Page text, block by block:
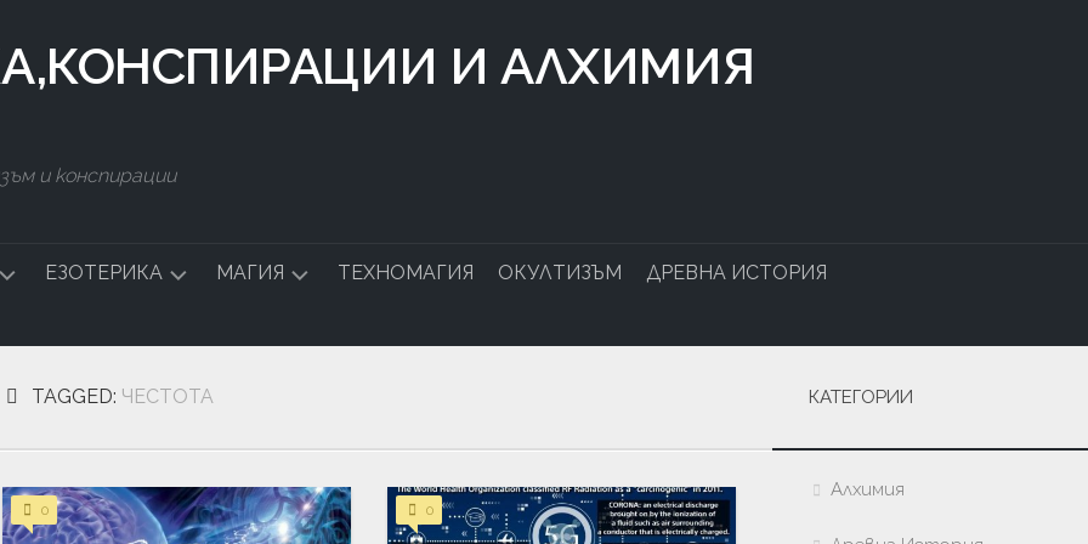
И АЛХИМИЯ
и конспирации
ЕЗОТЕРИКА
СИМВОЛИ
МАГИЯ
БЪЛГАРСКА
ТЕХНОМАГИЯ ОКУЛТИЗЪМ
ДРЕВНА ИСТОРИЯ
TAGGED: ЧЕСТОТА
0 0
КАТЕГОРИИ
Алхимия